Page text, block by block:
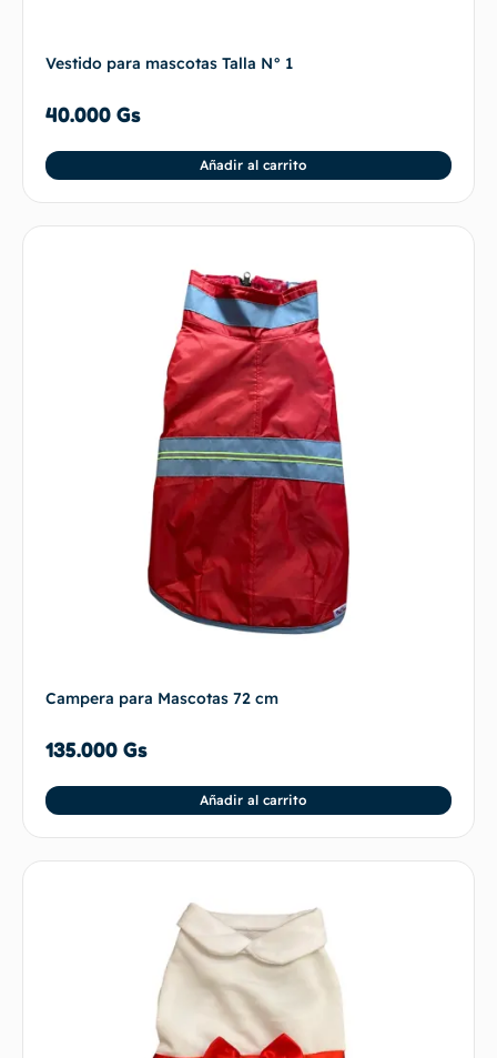
Vestido para mascotas Talla N° 1
40.000 Gs
Añadir al carrito
Campera para Mascotas 72 cm
135.000 Gs
Añadir al carrito